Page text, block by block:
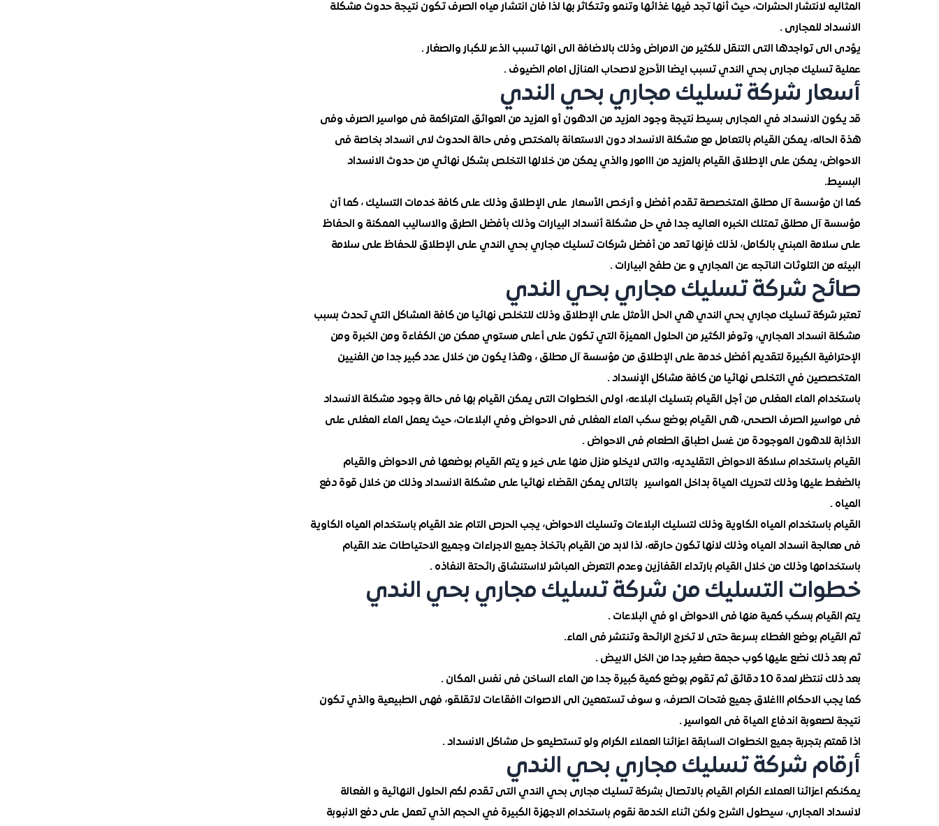
المثاليه لانتشار الحشرات، حيث أنها تجد فيها غذائها وتنمو وتتكاثر بها لذا فان انتشار مياه الصرف تكون نتيجة حدوث مشكلة
الانسداد للمجارى .
يؤدى الى تواجدها التى التنقل للكثير من الامراض وذلك بالاضافة الى انها تسبب الذعر للكبار والصغار .
عملية تسليك مجارى بحي الندي تسبب ايضا الأحرج لاصحاب المنازل امام الضيوف .
أسعار شركة تسليك مجاري بحي الندي
قد يكون الانسداد في المجارى بسيط نتيجة وجود المزيد من الدهون أو المزيد من العوائق المتراكمة فى مواسير الصرف وفى
هذة الحاله، يمكن القيام بالتعامل مع مشكلة الانسداد دون الاستعانة بالمختص وفى حالة الحدوث لاى انسداد بخاصة فى
الاحواض، يمكن على الإطلاق القيام بالمزيد من ااامور والذي يمكن من خلالها التخلص بشكل نهائي من حدوث الانسداد
البسيط.
كما ان مؤسسة آل مطلق المتخصصة تقدم أفضل و أرخص الأسعار على الإطلاق وذلك على كافة خدمات التسليك ، كما أن
مؤسسة آل مطلق تمتلك الخبره العاليه جدا في حل مشكلة أنسداد البيارات وذلك بأفضل الطرق والاساليب الممكنة و الحفاظ
على سلامة المبني بالكامل، لذلك فإنها تعد من أفضل شركات تسليك مجاري بحي الندي على الإطلاق للحفاظ على سلامة
البيئه من التلوثات الناتجه عن المجاري و عن طفح البيارات .
صائح شركة تسليك مجاري بحي الندي
تعتبر شركة تسليك مجاري بحي الندي هي الحل الأمثل على الإطلاق وذلك للتخلص نهائيا من كافة المشاكل التي تحدث بسبب
مشكلة انسداد المجاري، وتوفر الكثير من الحلول المميزة التي تكون على أعلى مستوي ممكن من الكفاءة ومن الخبرة ومن
الإحترافية الكبيرة لتقديم أفضل خدمة على الإطلاق من مؤسسة آل مطلق ، وهذا يكون من خلال عدد كبير جدا من الفنيين
المتخصصين في التخلص نهائيا من كافة مشاكل الإنسداد .
باستخدام الماء المغلى من أجل القيام بتسليك البلاعه، اولى الخطوات التى يمكن القيام بها فى حالة وجود مشكلة الانسداد
فى مواسير الصرف الصحى، هى القيام بوضع سكب الماء المغلى فى الاحواض وفي البلاعات، حيث يعمل الماء المغلى على
الاذابة للدهون الموجودة من غسل اطباق الطعام فى الاحواض .
القيام باستخدام سلاكة الاحواض التقليديه، والتى لايخلو منزل منها على خير و يتم القيام بوضعها فى الاحواض والقيام
بالضغط عليها وذلك لتحريك المياة بداخل المواسير بالتالى يمكن القضاء نهائيا على مشكلة الانسداد وذلك من خلال قوة دفع
المياه .
القيام باستخدام المياه الكاوية وذلك لتسليك البلاعات وتسليك الاحواض، يجب الحرص التام عند القيام باستخدام المياه الكاوية
فى معالجة انسداد المياه وذلك لانها تكون حارقه، لذا لابد من القيام باتخاذ جميع الاجراءات وجميع الاحتياطات عند القيام
باستخدامها وذلك من خلال القيام بارتداء القفازين وعدم التعرض المباشر لااستنشاق رائحتة النفاذه .
خطوات التسليك من شركة تسليك مجاري بحي الندي
يتم القيام بسكب كمية منها فى الاحواض او في البلاعات .
ثم القيام بوضع الغطاء بسرعة حتى لا تخرج الرائحة وتنتشر فى الماء.
ثم بعد ذلك نضع عليها كوب حجمة صغير جدا من الخل الابيض .
بعد ذلك ننتظر لمدة 10 دقائق ثم تقوم بوضع كمية كبيرة جدا من الماء الساخن فى نفس المكان .
كما يجب الاحكام اااغلاق جميع فتحات الصرف، و سوف تستمعين الى الاصوات اافقاعات لاتقلقو، فهى الطبيعية والذي تكون
نتيجة لصعوبة اندفاع المياة فى المواسير .
اذا قمتم بتجربة جميع الخطوات السابقة اعزائنا العملاء الكرام ولو تستطيعو حل مشاكل الانسداد .
أرقام شركة تسليك مجاري بحي الندي
يمكنكم اعزائنا العملاء الكرام القيام بالاتصال بشركة تسليك مجارى بحي الندي التى تقدم لكم الحلول النهائية و الفعالة
لانسداد المجارى، سيطول الشرح ولكن اثناء الخدمة نقوم باستخدام الاجهزة الكبيرة في الحجم الذي تعمل على دفع الانبوبة